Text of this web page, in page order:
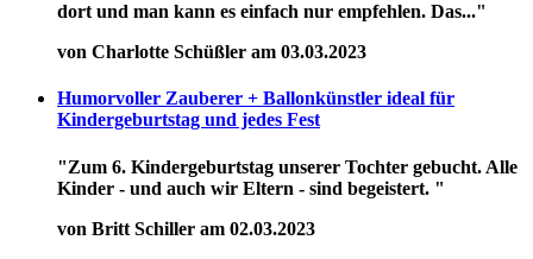
dort und man kann es einfach nur empfehlen. Das..."
von Charlotte Schüßler am 03.03.2023
Humorvoller Zauberer + Ballonkünstler ideal für
Kindergeburtstag und jedes Fest
"Zum 6. Kindergeburtstag unserer Tochter gebucht. Alle
Kinder - und auch wir Eltern - sind begeistert. "
von Britt Schiller am 02.03.2023